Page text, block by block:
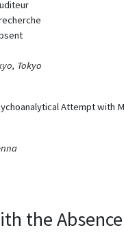
Tokyo
Attempt with
the Absence